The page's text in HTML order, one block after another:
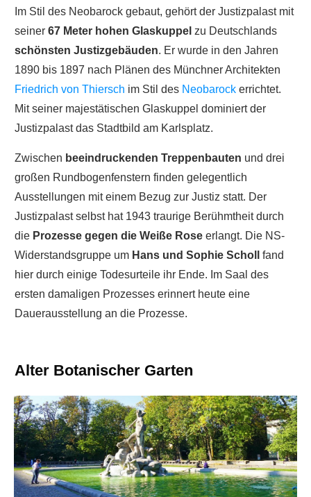
Im Stil des Neobarock gebaut, gehört der Justizpalast mit
seiner 67 Meter hohen Glaskuppel zu Deutschlands
schönsten Justizgebäuden. Er wurde in den Jahren
1890 bis 1897 nach Plänen des Münchner Architekten
Friedrich von Thiersch im Stil des Neobarock errichtet.
Mit seiner majestätischen Glaskuppel dominiert der
Justizpalast das Stadtbild am Karlsplatz.
Zwischen beeindruckenden Treppenbauten und drei
großen Rundbogenfenstern finden gelegentlich
Ausstellungen mit einem Bezug zur Justiz statt. Der
Justizpalast selbst hat 1943 traurige Berühmtheit durch
die Prozesse gegen die Weiße Rose erlangt. Die NS-
Widerstandsgruppe um Hans und Sophie Scholl
fand
hier durch einige Todesurteile ihr Ende. Im Saal des
ersten damaligen Prozesses erinnert heute eine
Dauerausstellung an die Prozesse.
Alter Botanischer Garten